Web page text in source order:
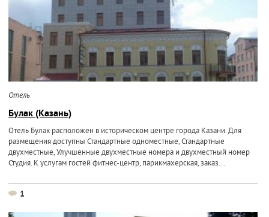
Отель
Булак (Казань)
Отель Булак расположен в историческом центре города Казани. Для
размещения доступны Стандартные одноместные, Стандартные
двухместные, Улучшенные двухместные номера и двухместный номер
Студия. К услугам гостей фитнес-центр, парикмахерская, заказ...
1